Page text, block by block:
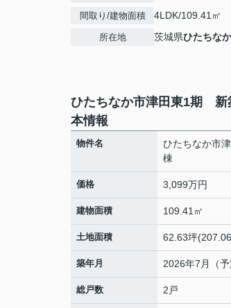
間取り/建物面積 4LDK/109.41㎡
所在地 茨城県ひたちな
ひたちなか市津田東1期
本情報
物件名
ひたちなか市
棟
価格 3,099万円
建物面積 109.41㎡
土地面積 62.63坪
築年月 2026年7月（予
総戸数 2戸